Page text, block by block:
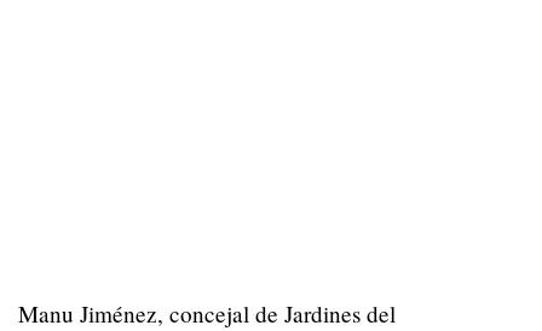
Manu Jiménez, concejal de Jardines del